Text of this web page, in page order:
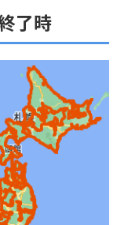
了時